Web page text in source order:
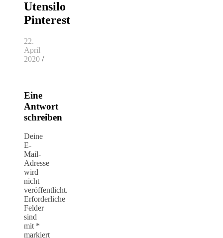
Utensilo
Pinterest
22.
April
2020 /
Eine
Antwort
schreiben
Deine
E-
Mail-
Adresse
wird
nicht
veröffentlicht.
Erforderliche
Felder
sind
mit *
markiert